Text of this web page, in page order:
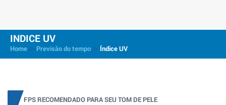
INDICE UV
Home Previsão do tempo Índice UV
FPS RECOMENDADO PARA SEU TOM DE PELE